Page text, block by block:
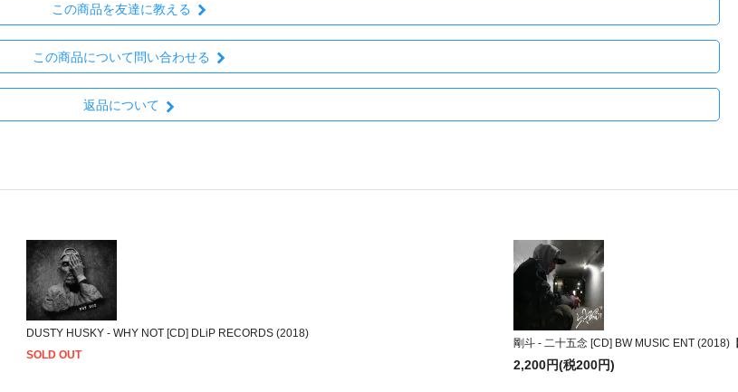
この商品を友達に教える
この商品について問い合わせる
返品について
DUSTY HUSKY - WHY NOT [CD] DLiP RECORDS (2018)
SOLD OUT
剛斗 - 二十五念 [CD] BW MUSIC ENT (2018)
2,200円(税200円)